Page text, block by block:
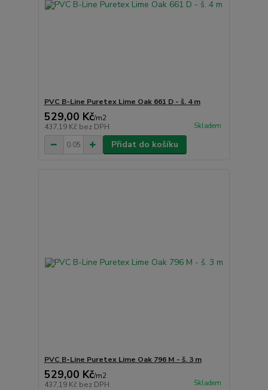
PVC B-Line Puretex Lime Oak 661 D - š. 4 m
529,00 Kč/m2
437,19 Kč bez DPH Skladem
Přidat do košíku
PVC B-Line Puretex Lime Oak 796 M - š. 3 m
529,00 Kč/m2
437,19 Kč bez DPH Skladem